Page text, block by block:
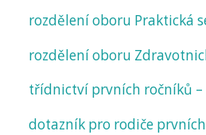
rozdělení oboru Praktická
rozdělení oboru
třídnictví prvních ročníků
dotazník pro rodiče